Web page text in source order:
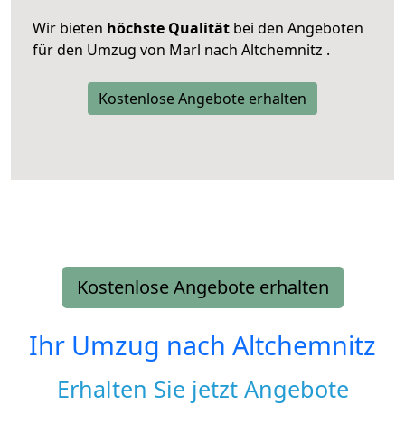
Wir bieten höchste Qualität bei den Angeboten
für den Umzug von Marl nach Altchemnitz .
Kostenlose Angebote erhalten
Kostenlose Angebote erhalten
Ihr Umzug nach Altchemnitz
Erhalten Sie jetzt Angebote